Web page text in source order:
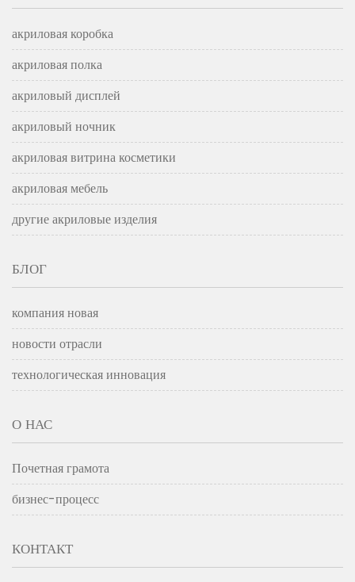
акриловая коробка
акриловая полка
акриловый дисплей
акриловый ночник
акриловая витрина косметики
акриловая мебель
другие акриловые изделия
БЛОГ
компания новая
новости отрасли
технологическая инновация
О НАС
Почетная грамота
бизнес-процесс
КОНТАКТ